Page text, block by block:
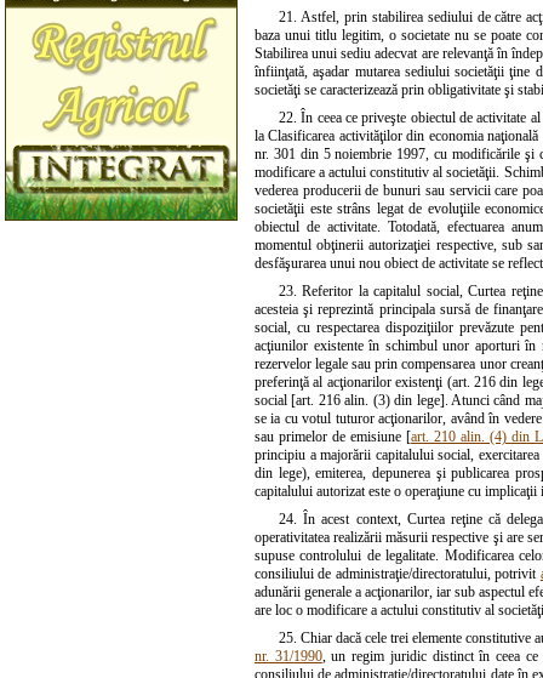
21. Astfel, prin stabilirea sediului de către
baza unui titlu legitim, o societate nu se poate
Stabilirea unui sediu adecvat are relevanţă în
înfiinţată, aşadar mutarea sediului societăţii ţine
societăţi se caracterizează prin obligativitate şi
22. În ceea ce priveşte obiectul de activitate
la Clasificarea activităţilor din economia
nr. 301 din 5 noiembrie 1997, cu modificările şi
modificare a actului constitutiv al societăţii.
vederea producerii de bunuri sau servicii care
societăţii este strâns legat de evoluţiile
obiectul de activitate. Totodată, efectuarea
momentul obţinerii autorizaţiei respective, sub
desfăşurarea unui nou obiect de activitate se
23. Referitor la capitalul social, Curtea
acesteia şi reprezintă principala sursă de
social, cu respectarea dispoziţiilor prevăzute
acţiunilor existente în schimbul unor aporturi în
rezervelor legale sau prin compensarea unor
preferinţă al acţionarilor existenţi (art. 216 din
social [art. 216 alin. (3) din lege]. Atunci când
se ia cu votul tuturor acţionarilor, având în
sau primelor de emisiune [art. 210 alin. (4) din
principiu a majorării capitalului social,
din lege), emiterea, depunerea şi publicarea
capitalului autorizat este o operaţiune cu
24. În acest context, Curtea reţine că
operativitatea realizării măsurii respective şi are
supuse controlului de legalitate. Modificarea
consiliului de administraţie/directoratului, potrivit
adunării generale a acţionarilor, iar sub aspectul
are loc o modificare a actului constitutiv al
25. Chiar dacă cele trei elemente
nr. 31/1990, un regim juridic distinct în ceea